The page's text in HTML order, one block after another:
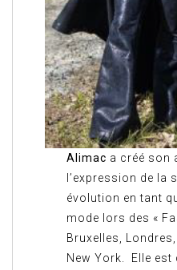
Alimac a créé son
l’expression de la
évolution en tant
mode lors des «
Bruxelles,
New York. Elle